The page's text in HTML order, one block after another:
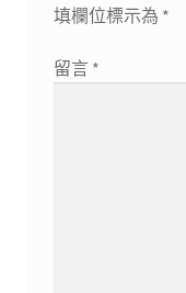
填欄位標示為 *
留言 *